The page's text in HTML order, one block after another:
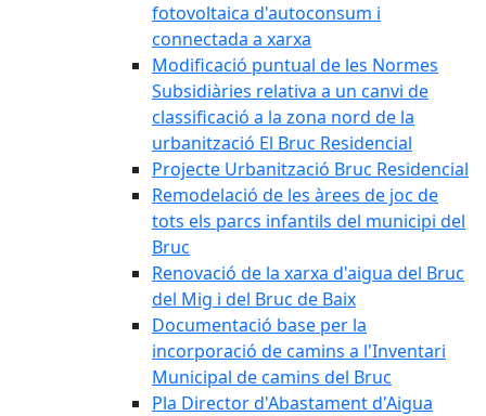
fotovoltaica d'autoconsum i
connectada a xarxa
Modificació puntual de les Normes
Subsidiàries relativa a un canvi de
classificació a la zona nord de la
urbanització El Bruc Residencial
Projecte Urbanització Bruc Residencial
Remodelació de les àrees de joc de
tots els parcs infantils del municipi del
Bruc
Renovació de la xarxa d'aigua del Bruc
del Mig i del Bruc de Baix
Documentació base per la
incorporació de camins a l'Inventari
Municipal de camins del Bruc
Pla Director d'Abastament d'Aigua